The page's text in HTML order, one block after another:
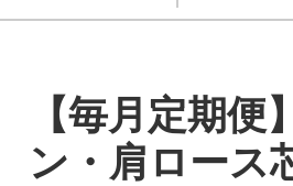
【毎月定期
ン・肩ロース